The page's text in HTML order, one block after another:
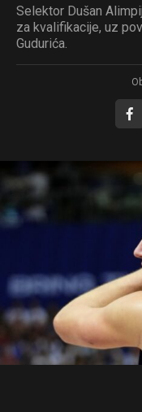
Selektor Dušan
za kvalifikacije, uz
Gudurića.